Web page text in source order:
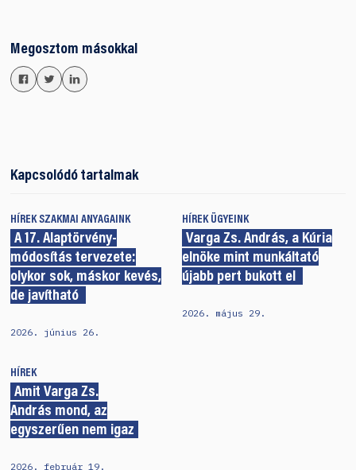
Megosztom másokkal
Kapcsolódó tartalmak
HÍREK SZAKMAI ANYAGAINK
A 17. Alaptörvény-
módosítás tervezete:
olykor sok, máskor kevés,
de javítható
2026. június 26.
HÍREK ÜGYEINK
Varga Zs. András, a Kúria
elnöke mint munkáltató
újabb pert bukott el
2026. május 29.
HÍREK
Amit Varga Zs.
András mond, az
egyszerűen nem igaz
2026. február 19.